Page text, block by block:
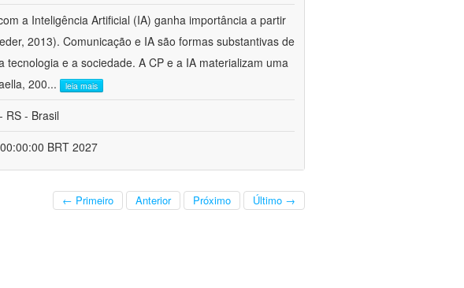
a Inteligência Artificial (IA) ganha importância a partir
2013). Comunicação e IA são formas substantivas de
e a sociedade. A CP e a IA materializam uma
200... leia mais
RS - Brasil
BRT 2027
← Primeiro Anterior Próximo Último →